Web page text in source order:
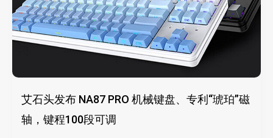
艾石头发布 NA87 PRO 机械键盘、专利“琥珀”磁
轴，键程100段可调